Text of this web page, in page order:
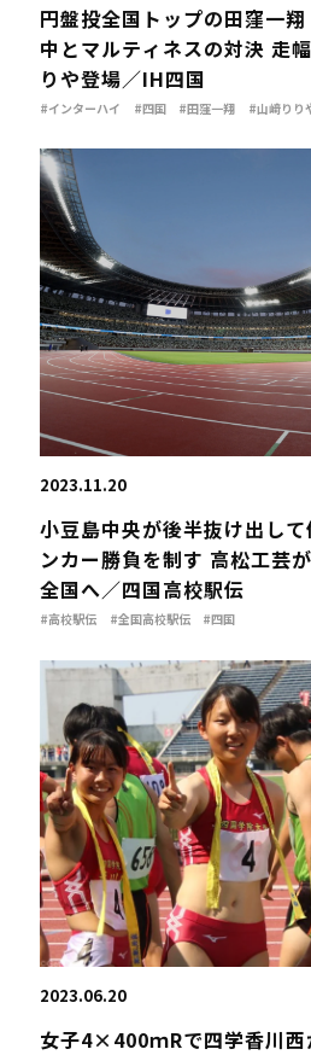
円盤投全国トップの田窪一
中とマルティネスの対決 走
りや登場／IH四国
#インターハイ #四国 #田窪一翔 #山﨑りり
2023.11.20
小豆島中央が後半抜け出し
ンカー勝負を制す 高松工芸
全国へ／四国高校駅伝
#高校駅伝 #全国高校駅伝 #四国
2023.06.20
女子4×400ｍRで四学香川西